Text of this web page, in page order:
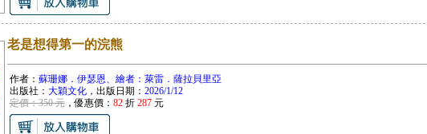
老是想得第一的浣熊
作者： 蘇珊娜．伊瑟恩、繪者：萊雷．薩拉貝里亞
出版社： 大穎文化，出版日期： 2026/1/12
定價：350 元，優惠價： 82折 287元